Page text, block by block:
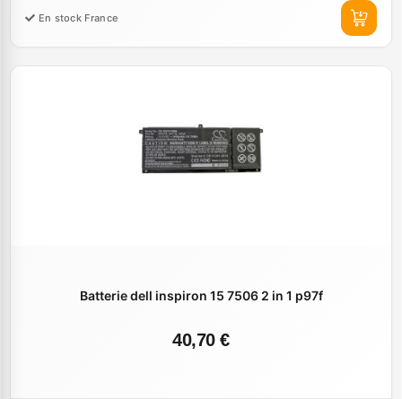
En stock France
Batterie dell inspiron 15 7506 2 in 1 p97f
40,70 €